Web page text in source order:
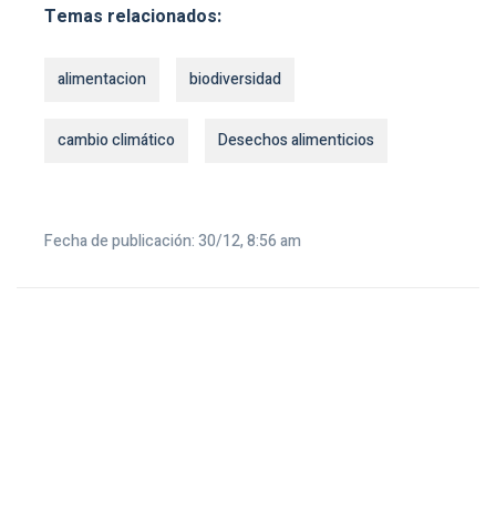
Temas relacionados:
alimentacion biodiversidad
cambio climático Desechos alimenticios
Fecha de publicación: 30/12, 8:56 am